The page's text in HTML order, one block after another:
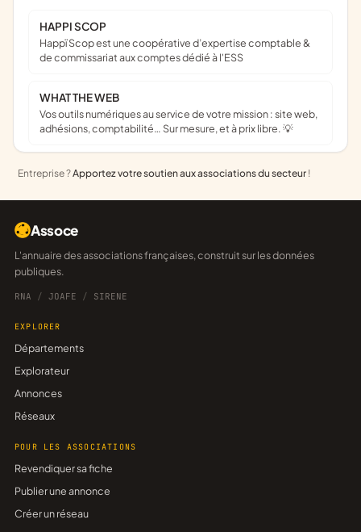
HAPPI SCOP
Happï Scop est une coopérative d’expertise comptable &
de commissariat aux comptes dédié à l'ESS
WHAT THE WEB
Vos outils numériques au service de votre mission : site web,
adhésions, comptabilité… Sur mesure, et à prix libre. 💡
Entreprise ?Apportez votre soutien aux associations du secteur !
Assoce
L'annuaire des associations françaises, construit sur les données
publiques.
RNA / JOAFE / SIRENE
EXPLORER
Départements
Explorateur
Annonces
Réseaux
POUR LES ASSOCIATIONS
Revendiquer sa fiche
Publier une annonce
Créer un réseau